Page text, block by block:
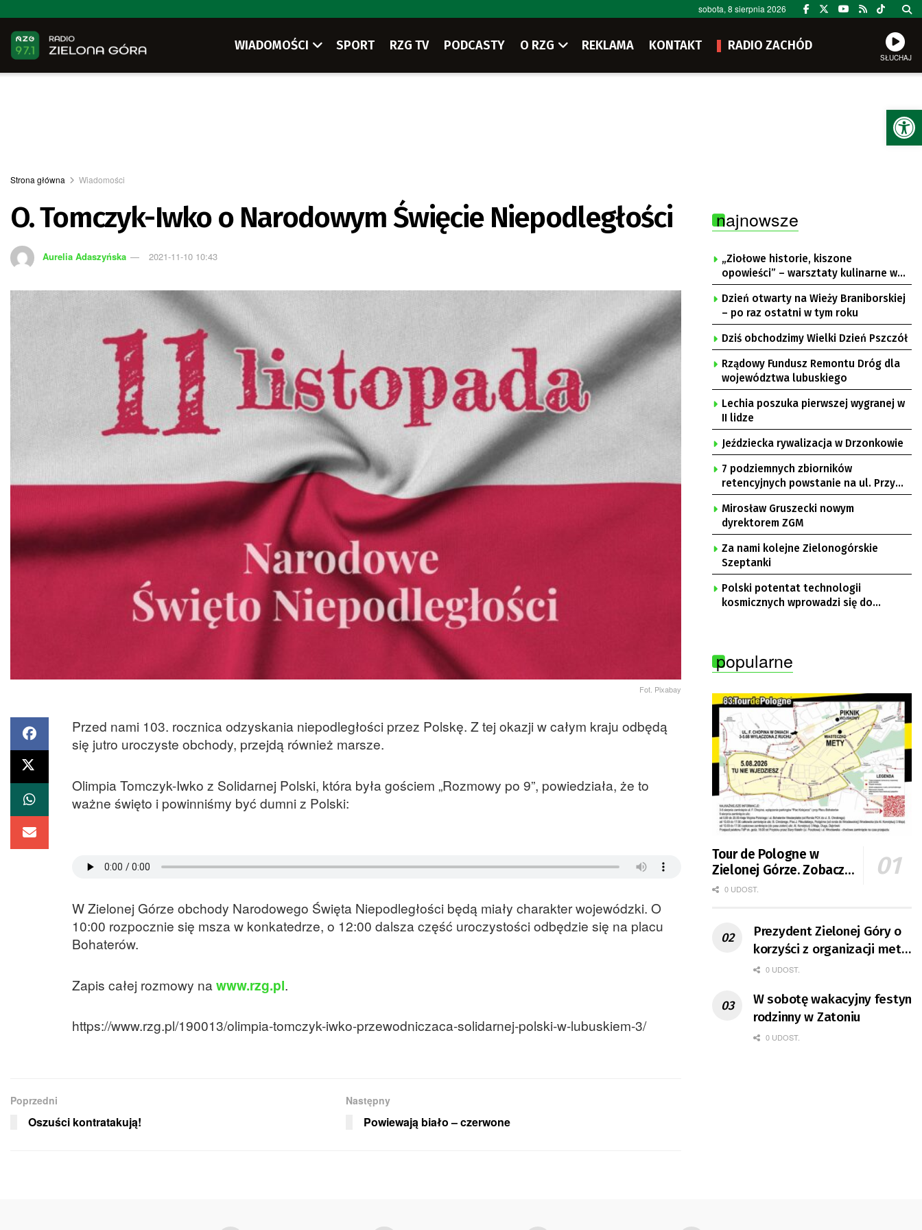
sobota, 8 sierpnia 2026
WIADOMOŚCI SPORT RZG TV PODCASTY O RZG REKLAMA KONTAKT RADIO ZACHÓD
SŁUCHAJ
Strona główna Wiadomości
O. Tomczyk-Iwko o Narodowym Święcie Niepodległości
Aurelia Adaszyńska 2021-11-10 10:43
Fot. Pixabay
Przed nami 103. rocznica odzyskania niepodległości przez Polskę. Z tej okazji w całym kraju odbędą
się jutro uroczyste obchody, przejdą również marsze.
Olimpia Tomczyk-Iwko z Solidarnej Polski, która była gościem „Rozmowy po 9”, powiedziała, że to
ważne święto i powinniśmy być dumni z Polski:
W Zielonej Górze obchody Narodowego Święta Niepodległości będą miały charakter wojewódzki. O
10:00 rozpocznie się msza w konkatedrze, o 12:00 dalsza część uroczystości odbędzie się na placu
Bohaterów.
Zapis całej rozmowy nawww.rzg.pl.
https://www.rzg.pl/190013/olimpia-tomczyk-iwko-przewodniczaca-solidarnej-polski-w-lubuskiem-3/
Poprzedni
Oszuści kontratakują!
Następny
Powiewają biało – czerwone
najnowsze
„Ziołowe historie, kiszone
opowieści” – warsztaty kulinarne w
Krępie
Dzień otwarty na Wieży Braniborskiej
– po raz ostatni w tym roku
Dziś obchodzimy Wielki Dzień Pszczół
Rządowy Fundusz Remontu Dróg dla
województwa lubuskiego
Lechia poszuka pierwszej wygranej w
II lidze
Jeździecka rywalizacja w Drzonkowie
7 podziemnych zbiorników
retencyjnych powstanie na ul. Przy
Gazowni
Mirosław Gruszecki nowym
dyrektorem ZGM
Za nami kolejne Zielonogórskie
Szeptanki
Polski potentat technologii
kosmicznych wprowadzi się do
popularne
Tour de Pologne w
Zielonej Górze. Zobacz
zmiany w organizacji
0 UDOST.
Prezydent Zielonej Góry o
korzyści z organizacji mety
Tour de Pologne
0 UDOST.
W sobotę wakacyjny festyn
rodzinny w Zatoniu
0 UDOST.